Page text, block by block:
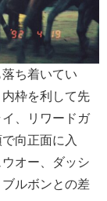
ち着いてい
枠を利して先
、リワードガ
向正面に入
オー、ダッシ
ルボンとの差